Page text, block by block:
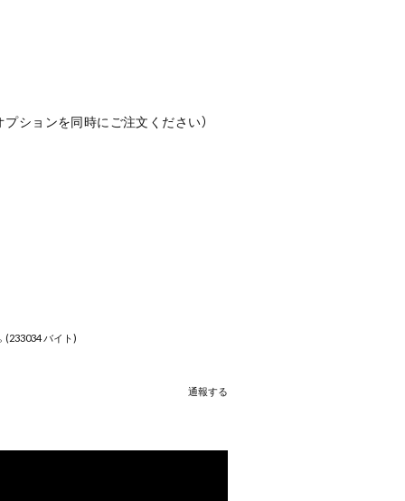
ションを同時にご注文ください）
(233034 バイト)
通報する